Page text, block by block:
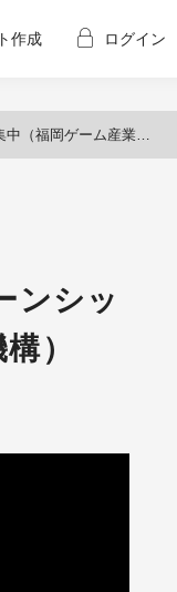
作成 ログイン
ゲーム産業振興機構）
ンシッ
）